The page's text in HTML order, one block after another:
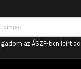
az ÁSZF-ben leírt